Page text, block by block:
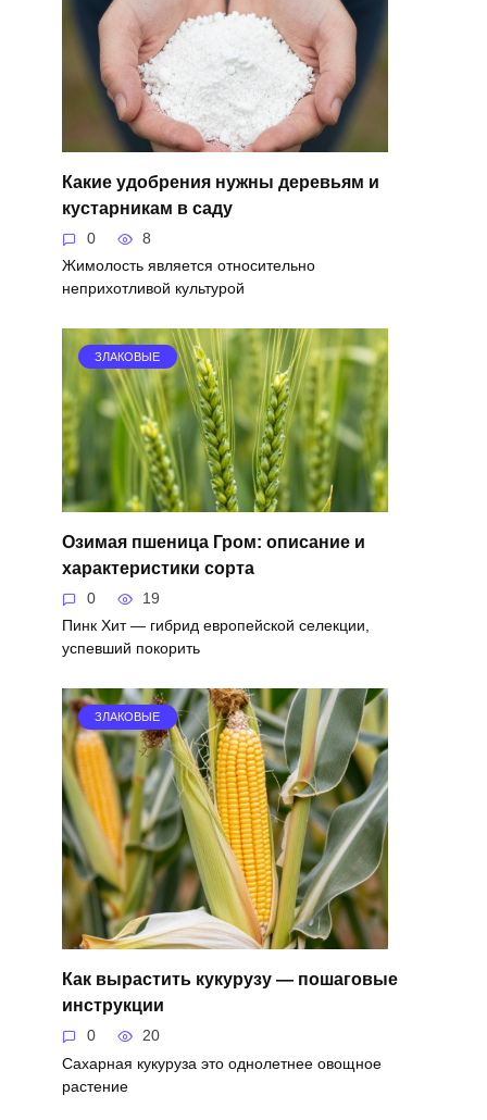
Какие удобрения нужны деревьям и
кустарникам в саду
0 8
Жимолость является относительно
неприхотливой культурой
ЗЛАКОВЫЕ
Озимая пшеница Гром: описание и
характеристики сорта
0 19
Пинк Хит — гибрид европейской селекции,
успевший покорить
ЗЛАКОВЫЕ
Как вырастить кукурузу — пошаговые
инструкции
0 20
Сахарная кукуруза это однолетнее овощное
растение